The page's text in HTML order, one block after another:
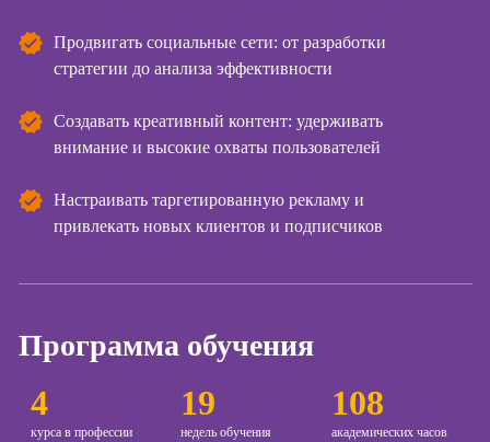
контента
оптимизации
сайтов (seo-
Курсы создания
Курсы
продвижения в
социальных
Продвигать социальные сети: от разработки
стратегии до анализа эффективности
Создавать креативный контент: удерживать
внимание и высокие охваты пользователей
Настраивать таргетированную рекламу и
привлекать новых клиентов и подписчиков
4
курса в профессии
19
недель обучения
108
академических часов
Программа обучения